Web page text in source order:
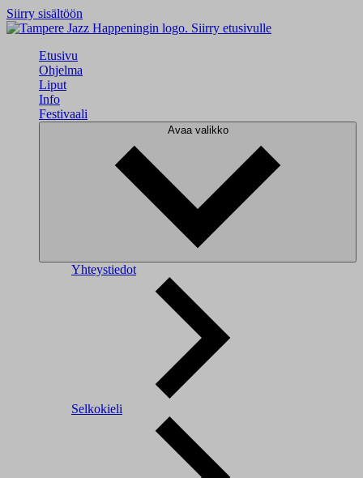
Siirry sisältöön
Siirry etusivulle
Etusivu
Ohjelma
Liput
Info
Festivaali
Avaa valikko
Yhteystiedot
Selkokieli